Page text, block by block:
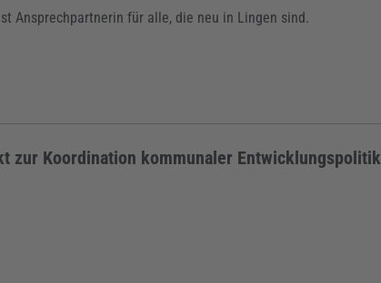
Ansprechpartnerin für alle, die neu in Lingen sind.
zur Koordination kommunaler Entwicklungspolitik